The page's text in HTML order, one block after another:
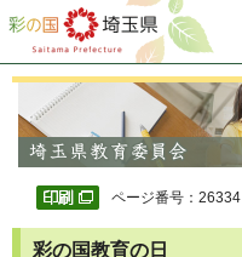
彩の国 埼玉県
ページ番号：26334
彩の国教育の日